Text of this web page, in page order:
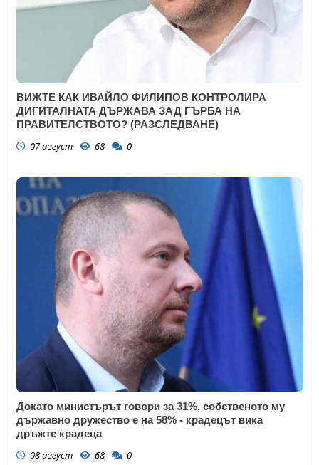
ВИЖТЕ КАК ИВАЙЛО ФИЛИПОВ КОНТРОЛИРА
ДИГИТАЛНАТА ДЪРЖАВА ЗАД ГЪРБА НА
ПРАВИТЕЛСТВОТО? (РАЗСЛЕДВАНЕ)
07 август 68 0
Докато министърът говори за 31%, собственото му
държавно дружество е на 58% - крадецът вика
дръжте крадеца
08 август 68 0